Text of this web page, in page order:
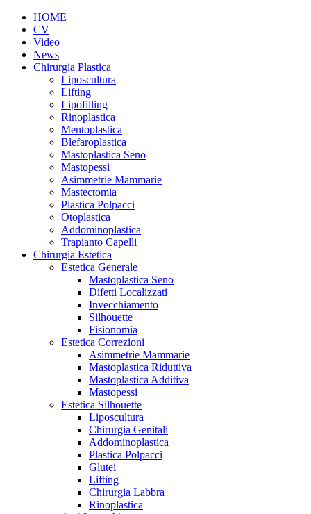
HOME
CV
Video
News
Chirurgia Plastica
Liposcultura
Lifting
Lipofilling
Rinoplastica
Mentoplastica
Blefaroplastica
Mastoplastica Seno
Mastopessi
Asimmetrie Mammarie
Mastectomia
Plastica Polpacci
Otoplastica
Addominoplastica
Trapianto Capelli
Chirurgia Estetica
Estetica Generale
Mastoplastica Seno
Difetti Localizzati
Invecchiamento
Silhouette
Fisionomia
Estetica Correzioni
Asimmetrie Mammarie
Mastoplastica Riduttiva
Mastoplastica Additiva
Mastopessi
Estetica Silhouette
Liposcultura
Chirurgia Genitali
Addominoplastica
Plastica Polpacci
Glutei
Lifting
Chirurgia Labbra
Rinoplastica